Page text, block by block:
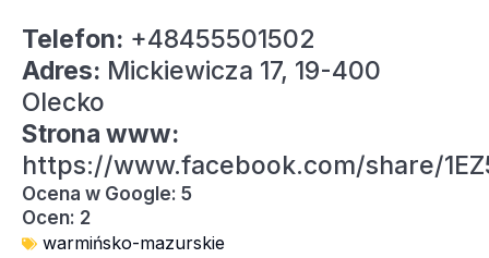
Telefon: +48455501502
Adres: Mickiewicza 17, 19-400
Olecko
Strona www:
https://www.facebook.com/share/
Ocena w Google: 5
Ocen: 2
warmińsko-mazurskie